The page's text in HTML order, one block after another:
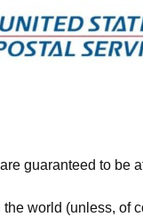
guaranteed to be
the world (unless, of